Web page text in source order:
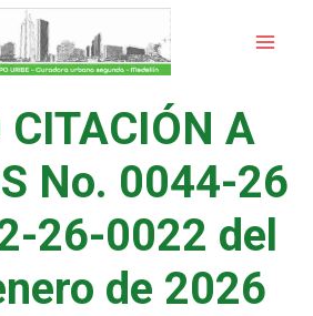
CITACIÓN A
No. 0044-26
26-0022 del
de 2026